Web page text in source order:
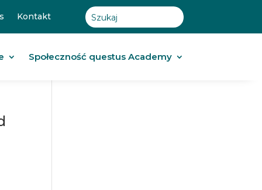
Kontakt
Społeczność questus Academy